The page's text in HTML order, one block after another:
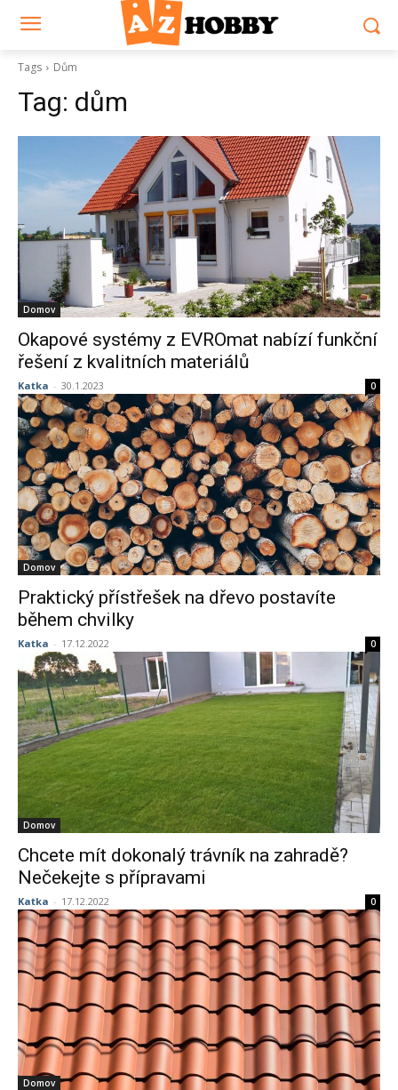
Tags Dům
Tag: dům
Domov
Okapové systémy z EVROmat nabízí funkční
řešení z kvalitních materiálů
Katka - 30.1.2023 0
Domov
Praktický přístřešek na dřevo postavíte
během chvilky
Katka - 17.12.2022 0
Domov
Chcete mít dokonalý trávník na zahradě?
Nečekejte s přípravami
Katka - 17.12.2022 0
Domov